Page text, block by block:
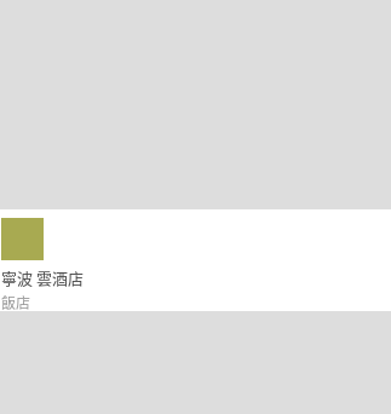
寧波 雲酒店
飯店